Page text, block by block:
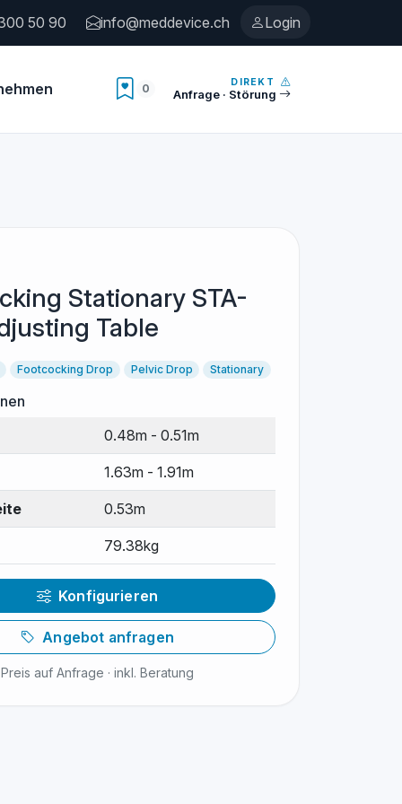
50 90 info@meddevice.ch Login
0Anzahl Merkliste
DIREKT
Anfrage · Störung
Stationary STA-
Table
Footcocking Drop Pelvic Drop Stationary
0.48m - 0.51m
1.63m - 1.91m
0.53m
79.38kg
Konfigurieren
Angebot anfragen
Preis auf Anfrage · inkl. Beratung